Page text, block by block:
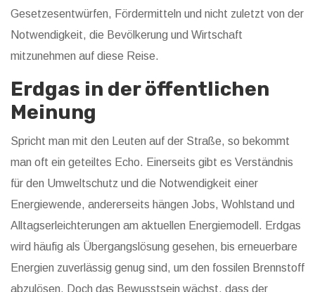
Gesetzesentwürfen, Fördermitteln und nicht zuletzt von der
Notwendigkeit, die Bevölkerung und Wirtschaft
mitzunehmen auf diese Reise.
Erdgas in der öffentlichen
Meinung
Spricht man mit den Leuten auf der Straße, so bekommt
man oft ein geteiltes Echo. Einerseits gibt es Verständnis
für den Umweltschutz und die Notwendigkeit einer
Energiewende, andererseits hängen Jobs, Wohlstand und
Alltagserleichterungen am aktuellen Energiemodell. Erdgas
wird häufig als Übergangslösung gesehen, bis erneuerbare
Energien zuverlässig genug sind, um den fossilen Brennstoff
abzulösen. Doch das Bewusstsein wächst, dass der